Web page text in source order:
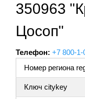
350963
Цосоп"
Телефон: +7 800-1-
Номер региона
Ключ citykey